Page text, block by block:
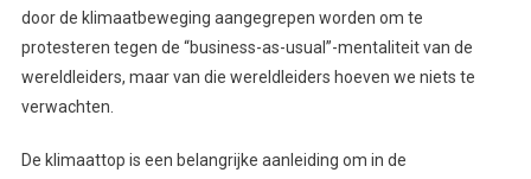
door de klimaatbeweging aangegrepen worden om te
protesteren tegen de “business-as-usual”-mentaliteit van de
wereldleiders, maar van die wereldleiders hoeven we niets te
verwachten.
De klimaattop is een belangrijke aanleiding om in de